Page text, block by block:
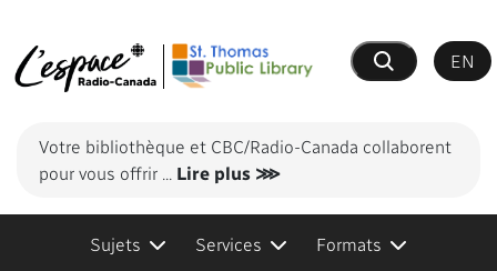
Recherche
EN
Votre bibliothèque et CBC/Radio-Canada collaborent
pour vous offrir ... Lire plus ⋙
Sujets Services Formats